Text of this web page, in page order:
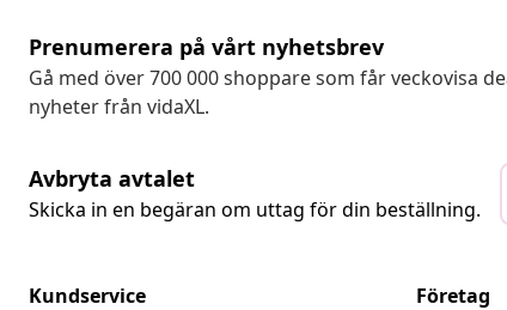
Prenumerera på vårt nyhetsbrev
Gå med över 700 000 shoppare som får veckovisa
nyheter från vidaXL.
Avbryta avtalet
Skicka in en begäran om uttag för din beställning.
Kundservice
Företag